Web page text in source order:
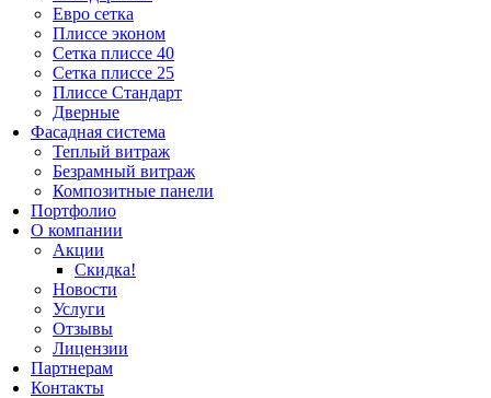
Евро сетка
Плиссе эконом
Сетка плиссе 40
Сетка плиссе 25
Плиссе Стандарт
Дверные
Фасадная система
Теплый витраж
Безрамный витраж
Композитные панели
Портфолио
О компании
Акции
Скидка!
Новости
Услуги
Отзывы
Лицензии
Партнерам
Контакты